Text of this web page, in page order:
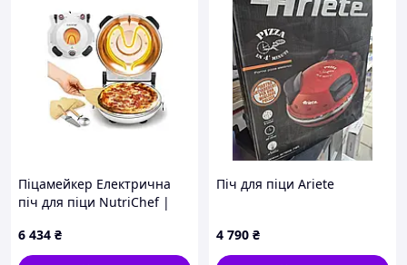
Піцамейкер Електрична
піч для піци NutriChef |
6 434 ₴
Піч для піци Аriete
4 790 ₴